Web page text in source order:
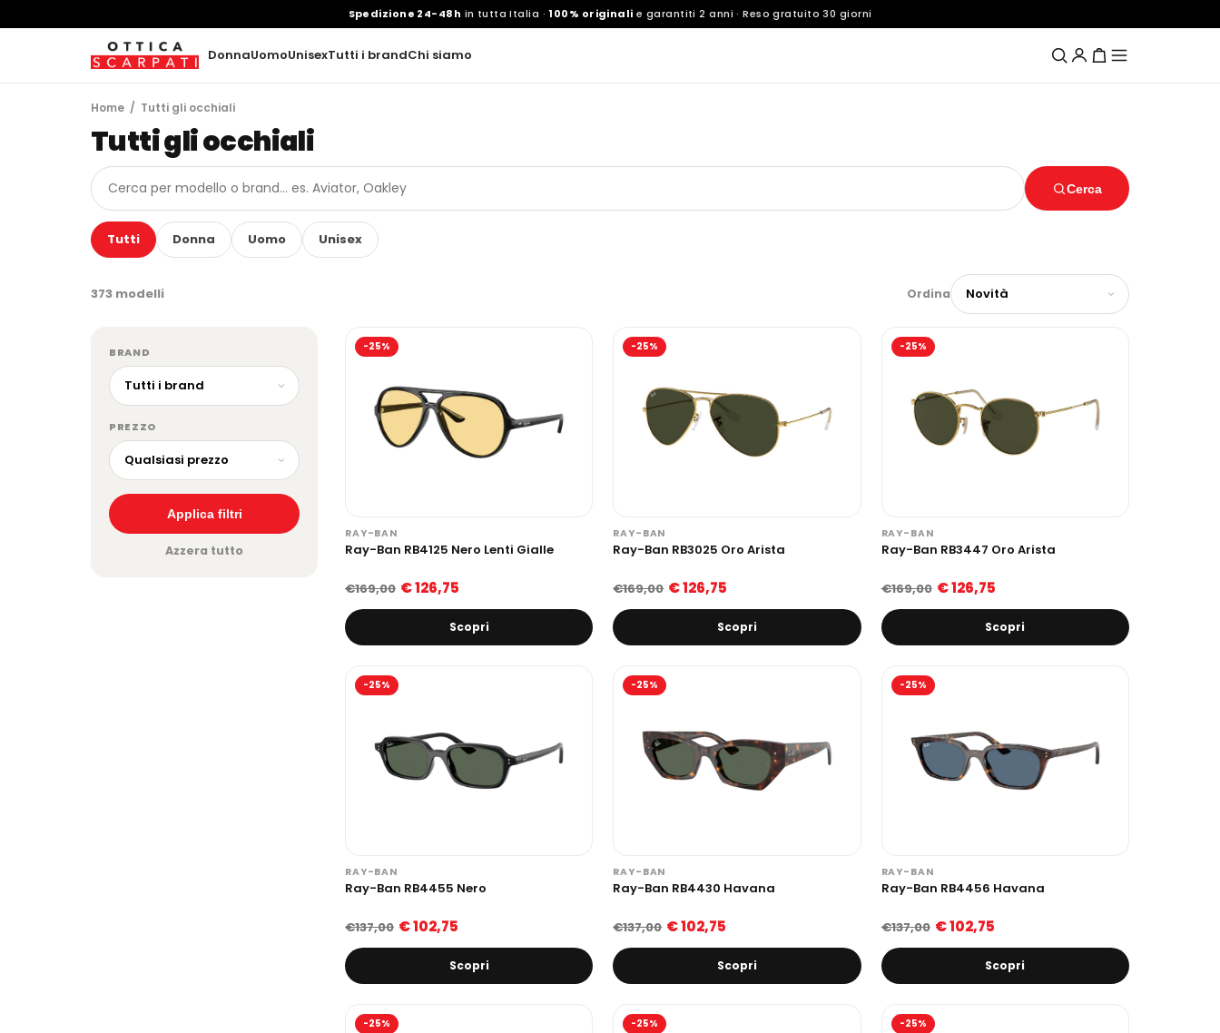
Spedizione 24-48h in tutta Italia ·100% originali e garantiti 2 anni · Reso gratuito 30 giorni
DonnaUomoUnisexTutti i brandChi siamo
Home / Tutti gli occhiali
Tutti gli occhiali
Cerca
Tutti Donna Uomo Unisex
373 modelli Ordina
BRAND
PREZZO
Applica filtri
Azzera tutto
-25%
RAY-BAN
Ray-Ban RB4125 Nero Lenti Gialle
€169,00 € 126,75
Scopri
-25%
RAY-BAN
Ray-Ban RB3025 Oro Arista
€169,00 € 126,75
Scopri
-25%
RAY-BAN
Ray-Ban RB3447 Oro Arista
€169,00 € 126,75
Scopri
-25%
RAY-BAN
Ray-Ban RB4455 Nero
€137,00 € 102,75
Scopri
-25%
RAY-BAN
Ray-Ban RB4430 Havana
€137,00 € 102,75
Scopri
-25%
RAY-BAN
Ray-Ban RB4456 Havana
€137,00 € 102,75
Scopri
-25% -25% -25%